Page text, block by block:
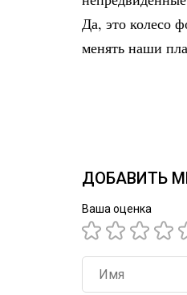
Да, это колесо
менять наши
ДОБАВИТЬ
Ваша оценка